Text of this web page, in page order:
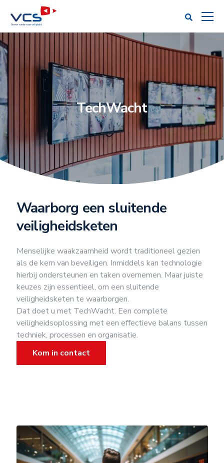
TechWacht
Waarborg een sluitende
veiligheidsketen
Menselijke waakzaamheid wordt traditioneel gezien
als de kern van beveiligen. Inmiddels kan technologie
hierbij ondersteunen en taken overnemen. Maar juiste
keuzes zijn essentieel, om een sluitende
veiligheidsketen te waarborgen.
Dat doet u met TechWacht. Een complete
veiligheidsoplossing met een effectieve balans tussen
techniek, processen en organisatie.
Kom in contact